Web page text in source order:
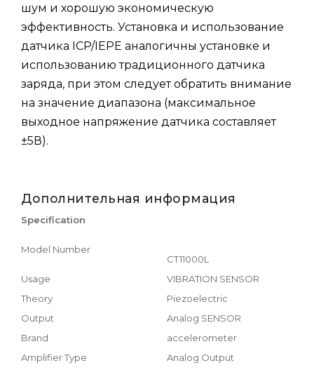
шум и хорошую экономическую
эффективность. Установка и использование
датчика ICP/IEPE аналогичны установке и
использованию традиционного датчика
заряда, при этом следует обратить внимание
на значение диапазона (максимальное
выходное напряжение датчика составляет
±5В).
Дополнительная информация
Specification
Model Number
CT11000L
Usage
VIBRATION SENSOR
Theory
Piezoelectric
Output
Analog SENSOR
Brand
accelerometer
Amplifier Type
Analog Output